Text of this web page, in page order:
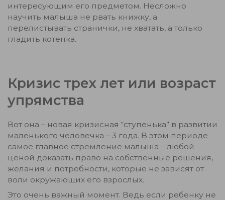
интересующим его предметом. Несложно
научить малыша не рвать книжку, а
перелистывать странички, не хватать, а только
гладить котенка.
Кризис трех лет или возраст
упрямства
Вот она – новая кризисная “ступенька” в развитии
маленького человечка – 3 года. В этом периоде
самое главное стремление малыша – любой
ценой доказать право на собственные решения,
желания и потребности, которые не зависят от
воли окружающих его взрослых.
Это очень важный момент. Ведь если ребенку не